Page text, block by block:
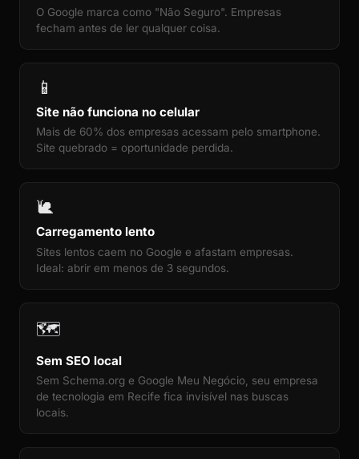
O Google marca como "Não Seguro". Empresas
fecham antes de ler qualquer coisa.
📱
Site não funciona no celular
Mais de 60% dos empresas acessam pelo smartphone.
Site quebrado = oportunidade perdida.
🐌
Carregamento lento
Sites lentos caem no Google e afastam empresas.
Ideal: abrir em menos de 3 segundos.
🗺️
Sem SEO local
Sem Schema.org e Google Meu Negócio, seu empresa
de tecnologia em Recife fica invisível nas buscas
locais.